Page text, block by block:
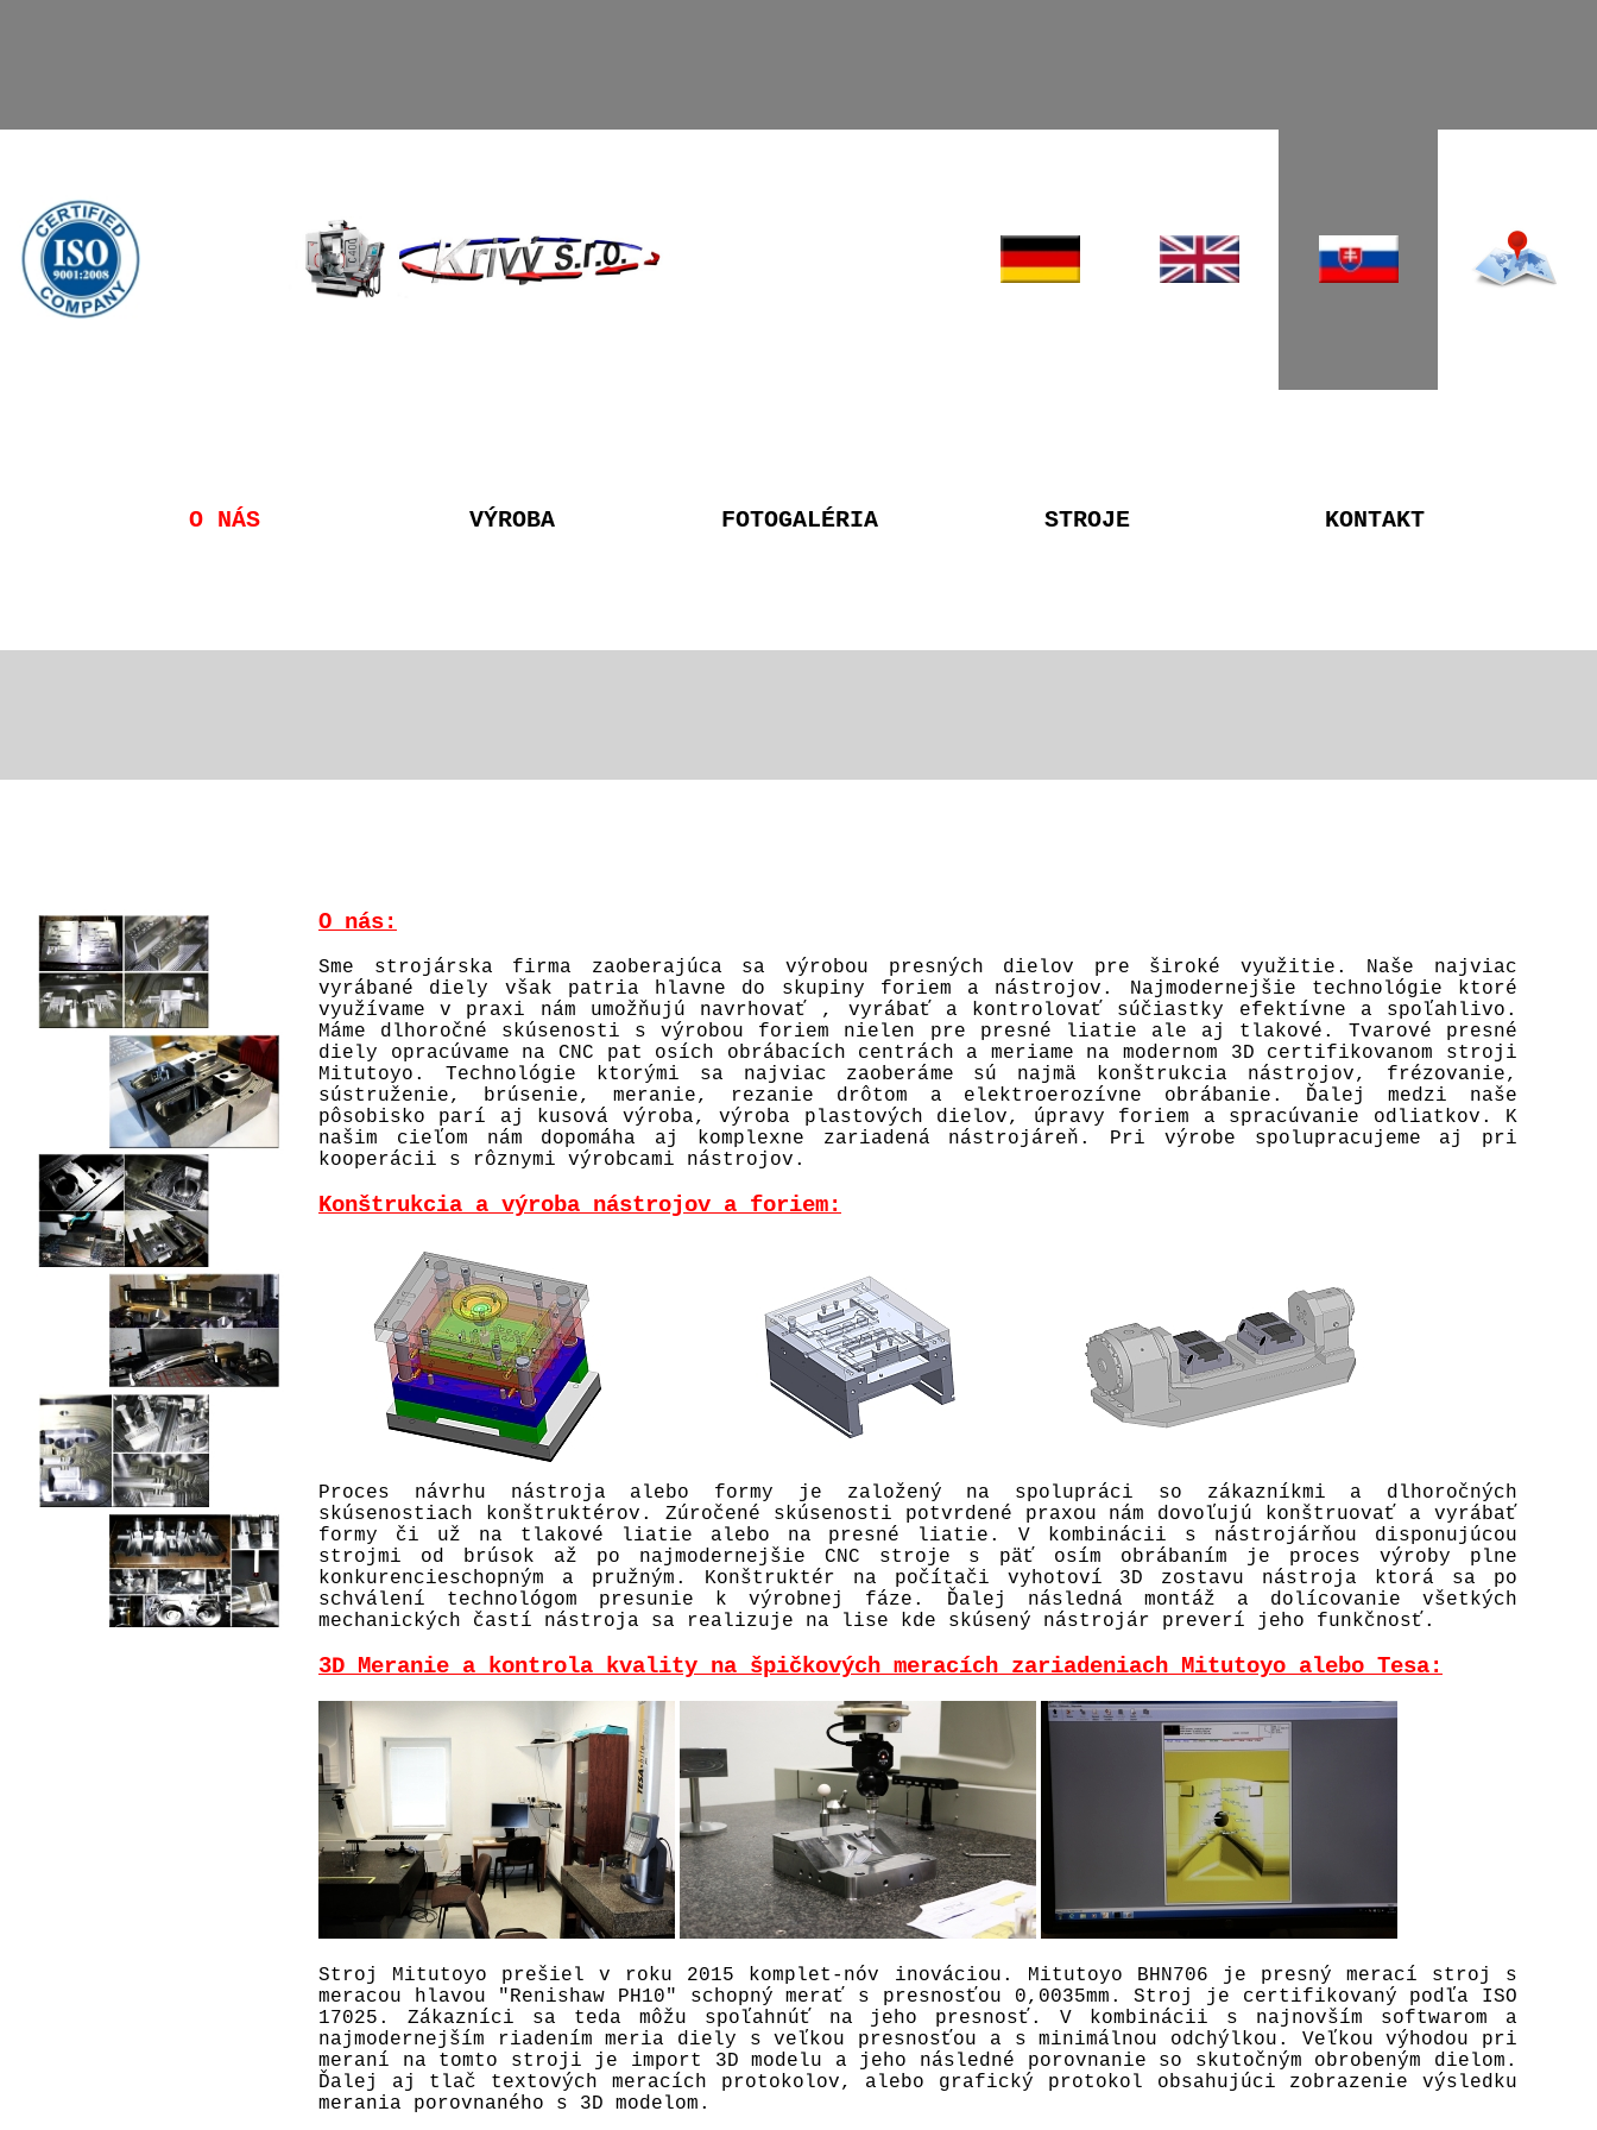
O NÁS VÝROBA FOTOGALÉRIA STROJE KONTAKT
O nás:
Sme strojárska firma zaoberajúca sa výrobou presných dielov pre široké využitie. Naše najviac
vyrábané diely však patria hlavne do skupiny foriem a nástrojov. Najmodernejšie technológie ktoré
využívame v praxi nám umožňujú navrhovať , vyrábať a kontrolovať súčiastky efektívne a spoľahlivo.
Máme dlhoročné skúsenosti s výrobou foriem nielen pre presné liatie ale aj tlakové. Tvarové presné
diely opracúvame na CNC pat osích obrábacích centrách a meriame na modernom 3D certifikovanom stroji
Mitutoyo. Technológie ktorými sa najviac zaoberáme sú najmä konštrukcia nástrojov, frézovanie,
sústruženie, brúsenie, meranie, rezanie drôtom a elektroerozívne obrábanie. Ďalej medzi naše
pôsobisko parí aj kusová výroba, výroba plastových dielov, úpravy foriem a spracúvanie odliatkov. K
našim cieľom nám dopomáha aj komplexne zariadená nástrojáreň. Pri výrobe spolupracujeme aj pri
kooperácii s rôznymi výrobcami nástrojov.
Konštrukcia a výroba nástrojov a foriem:
Proces návrhu nástroja alebo formy je založený na spolupráci so zákazníkmi a dlhoročných
skúsenostiach konštruktérov. Zúročené skúsenosti potvrdené praxou nám dovoľujú konštruovať a vyrábať
formy či už na tlakové liatie alebo na presné liatie. V kombinácii s nástrojárňou disponujúcou
strojmi od brúsok až po najmodernejšie CNC stroje s päť osím obrábaním je proces výroby plne
konkurencieschopným a pružným. Konštruktér na počítači vyhotoví 3D zostavu nástroja ktorá sa po
schválení technológom presunie k výrobnej fáze. Ďalej následná montáž a dolícovanie všetkých
mechanických častí nástroja sa realizuje na lise kde skúsený nástrojár preverí jeho funkčnosť.
3D Meranie a kontrola kvality na špičkových meracích zariadeniach Mitutoyo alebo Tesa:
Stroj Mitutoyo prešiel v roku 2015 komplet-nóv inováciou. Mitutoyo BHN706 je presný merací stroj s
meracou hlavou "Renishaw PH10" schopný merať s presnosťou 0,0035mm. Stroj je certifikovaný podľa ISO
17025. Zákazníci sa teda môžu spoľahnúť na jeho presnosť. V kombinácii s najnovším softwarom a
najmodernejším riadením meria diely s veľkou presnosťou a s minimálnou odchýlkou. Veľkou výhodou pri
meraní na tomto stroji je import 3D modelu a jeho následné porovnanie so skutočným obrobeným dielom.
Ďalej aj tlač textových meracích protokolov, alebo grafický protokol obsahujúci zobrazenie výsledku
merania porovnaného s 3D modelom.